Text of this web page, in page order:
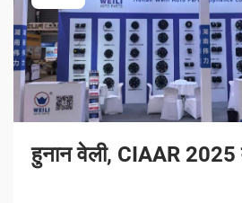
हुनान वेली, CIAAR 2025